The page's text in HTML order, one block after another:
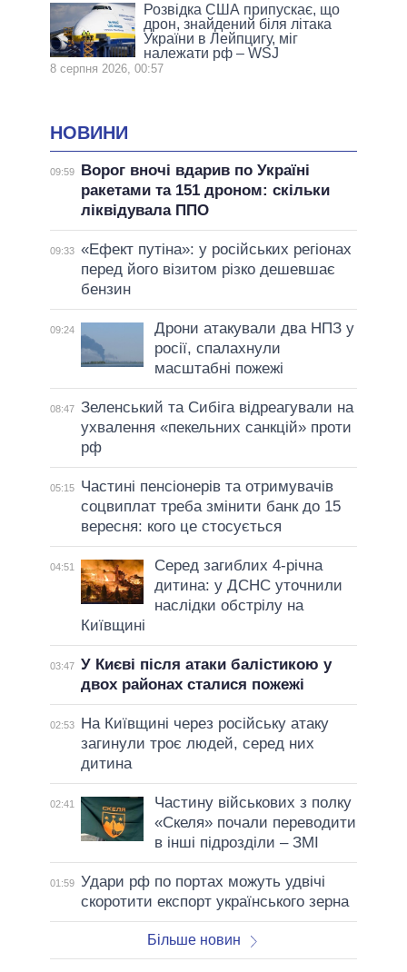
Розвідка США припускає, що
дрон, знайдений біля літака
України в Лейпцигу, міг
належати рф – WSJ
8 серпня 2026, 00:57
НОВИНИ
09:59
Ворог вночі вдарив по Україні
ракетами та 151 дроном: скільки
ліквідувала ППО
09:33 «Ефект путіна»: у російських регіонах
перед його візитом різко дешевшає
бензин
09:24
Дрони атакували два НПЗ у
росії, спалахнули
масштабні пожежі
08:47 Зеленський та Сибіга відреагували на
ухвалення «пекельних санкцій» проти
рф
05:15
Частині пенсіонерів та отримувачів
соцвиплат треба змінити банк до 15
вересня: кого це стосується
04:51
Серед загиблих 4-річна
дитина: у ДСНС уточнили
наслідки обстрілу на
Київщині
03:47 У Києві після атаки балістикою у
двох районах сталися пожежі
02:53
На Київщині через російську атаку
загинули троє людей, серед них
дитина
02:41
Частину військових з полку
«Скеля» почали переводити
в інші підрозділи – ЗМІ
01:59 Удари рф по портах можуть удвічі
скоротити експорт українського зерна
Більше новин